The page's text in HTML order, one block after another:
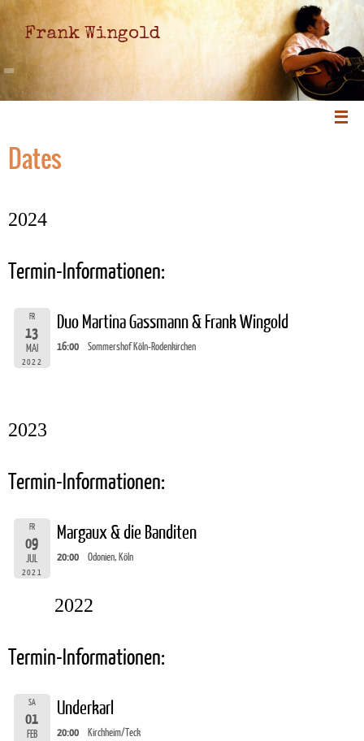
Frank Wingold
Dates
2024
Termin-Informationen:
FR
13
MAI
2022
Duo Martina Gassmann & Frank Wingold
16:00 Sommershof Köln-Rodenkirchen
2023
Termin-Informationen:
FR
09
JUL
2021
Margaux & die Banditen
20:00 Odonien, Köln
2022
Termin-Informationen:
SA
01
FEB
Underkarl
20:00 Kirchheim/Teck